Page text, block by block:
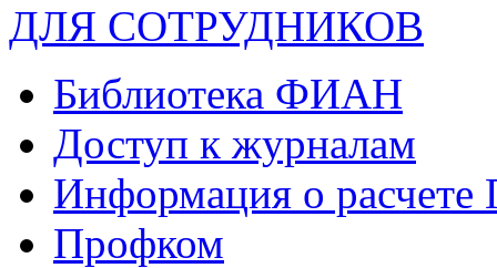
ДЛЯ СОТРУДНИКОВ
Библиотека ФИАН
Доступ к журналам
Информация о
Профком